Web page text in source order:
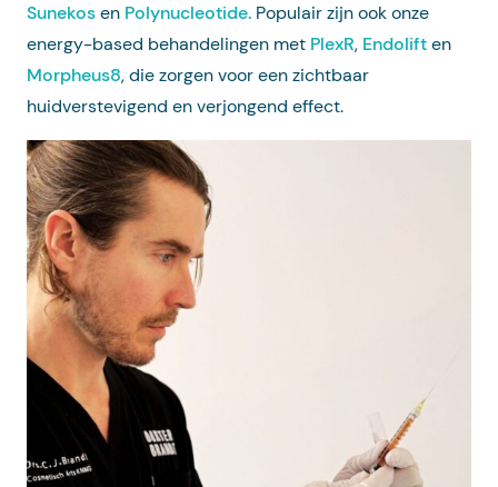
Sunekosen Polynucleotide. Populair zijn ook onze
energy-based behandelingen met PlexR, Endoliften
Morpheus8, die zorgen voor een zichtbaar
huidverstevigend en verjongend effect.